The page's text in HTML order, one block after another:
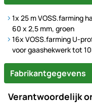
1x 25 m VOSS.farming
60 x 2,5 mm, groen
16x VOSS.farming U-
voor gaashekwerk tot
Fabrikantgegevens
Verantwoordelijk